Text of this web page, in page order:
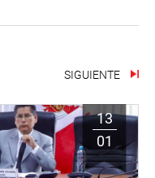
SIGUIENTE
13
01